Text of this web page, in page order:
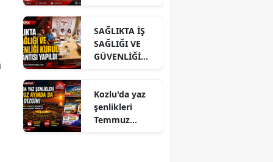
ZİYARET
SAĞLIKTA İŞ
SAĞLIĞI VE
GÜVENLİĞİ
YAPILDI
Kozlu'da yaz
şenlikleri
Temmuz